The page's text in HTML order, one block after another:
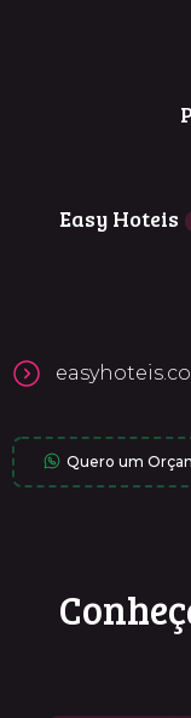
Easy Hoteis
Quero um